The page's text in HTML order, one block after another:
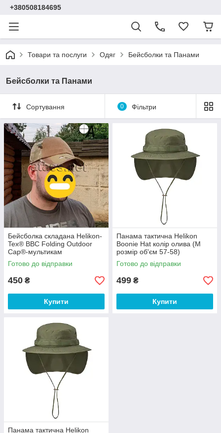
+380508184695
Товари та послуги Одяг Бейсболки та Панами
Бейсболки та Панами
Сортування 0 Фільтри
Бейсболка складана Helikon-
Tex® BBC Folding Outdoor
Cap®-мультикам
Готово до відправки
450 ₴
Купити
Панама тактична Helikon
Boonie Hat колір олива (M
розмір об'єм 57-58)
Готово до відправки
499 ₴
Купити
Панама тактична Helikon